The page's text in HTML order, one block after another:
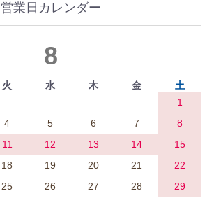
営業日カレンダー
8
火 水 木 金
土
1
4 5 6 7
8
11 12 13 14
15
18 19 20 21
22
25 26 27 28
29